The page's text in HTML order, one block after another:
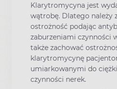
Klarytromycyna jest
wątrobę. Dlatego należy
ostrożność podając
zaburzeniami czynności
także zachować
klarytromycynę
umiarkowanymi do
czynności nerek.